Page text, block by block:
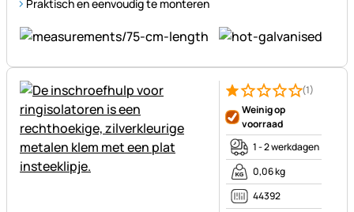
Praktisch en eenvoudig te monteren
Beoordeling: 1 van 5 (1
1 Bewertung
(1)
Weinig op
voorraad
1 - 2 werkdagen
0,06 kg
44392